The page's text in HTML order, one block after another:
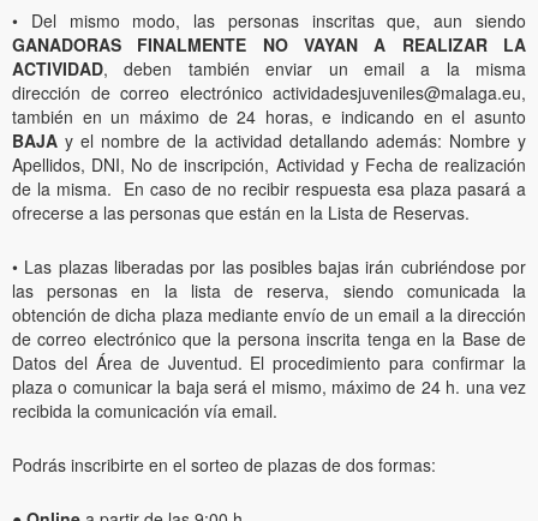
• Del mismo modo, las personas inscritas que, aun siendo
GANADORAS FINALMENTE NO VAYAN A REALIZAR LA
ACTIVIDAD, deben también enviar un email a la misma
dirección de correo electrónico actividadesjuveniles@malaga.eu,
también en un máximo de 24 horas, e indicando en el asunto
BAJA y el nombre de la actividad detallando además: Nombre y
Apellidos, DNI, No de inscripción, Actividad y Fecha de realización
de la misma. En caso de no recibir respuesta esa plaza pasará a
ofrecerse a las personas que están en la Lista de Reservas.
• Las plazas liberadas por las posibles bajas irán cubriéndose por
las personas en la lista de reserva, siendo comunicada la
obtención de dicha plaza mediante envío de un email a la dirección
de correo electrónico que la persona inscrita tenga en la Base de
Datos del Área de Juventud. El procedimiento para confirmar la
plaza o comunicar la baja será el mismo, máximo de 24 h. una vez
recibida la comunicación vía email.
Podrás inscribirte en el sorteo de plazas de dos formas: